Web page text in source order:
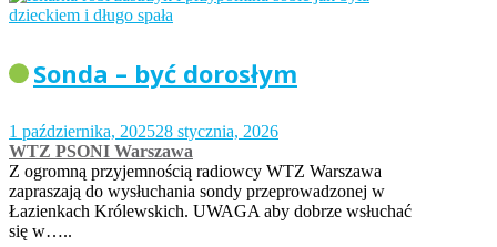
Sonda – być dorosłym
1 października, 202528 stycznia, 2026
WTZ PSONI Warszawa
Z ogromną przyjemnością radiowcy WTZ Warszawa
zapraszają do wysłuchania sondy przeprowadzonej w
Łazienkach Królewskich. UWAGA aby dobrze wsłuchać
się w…..